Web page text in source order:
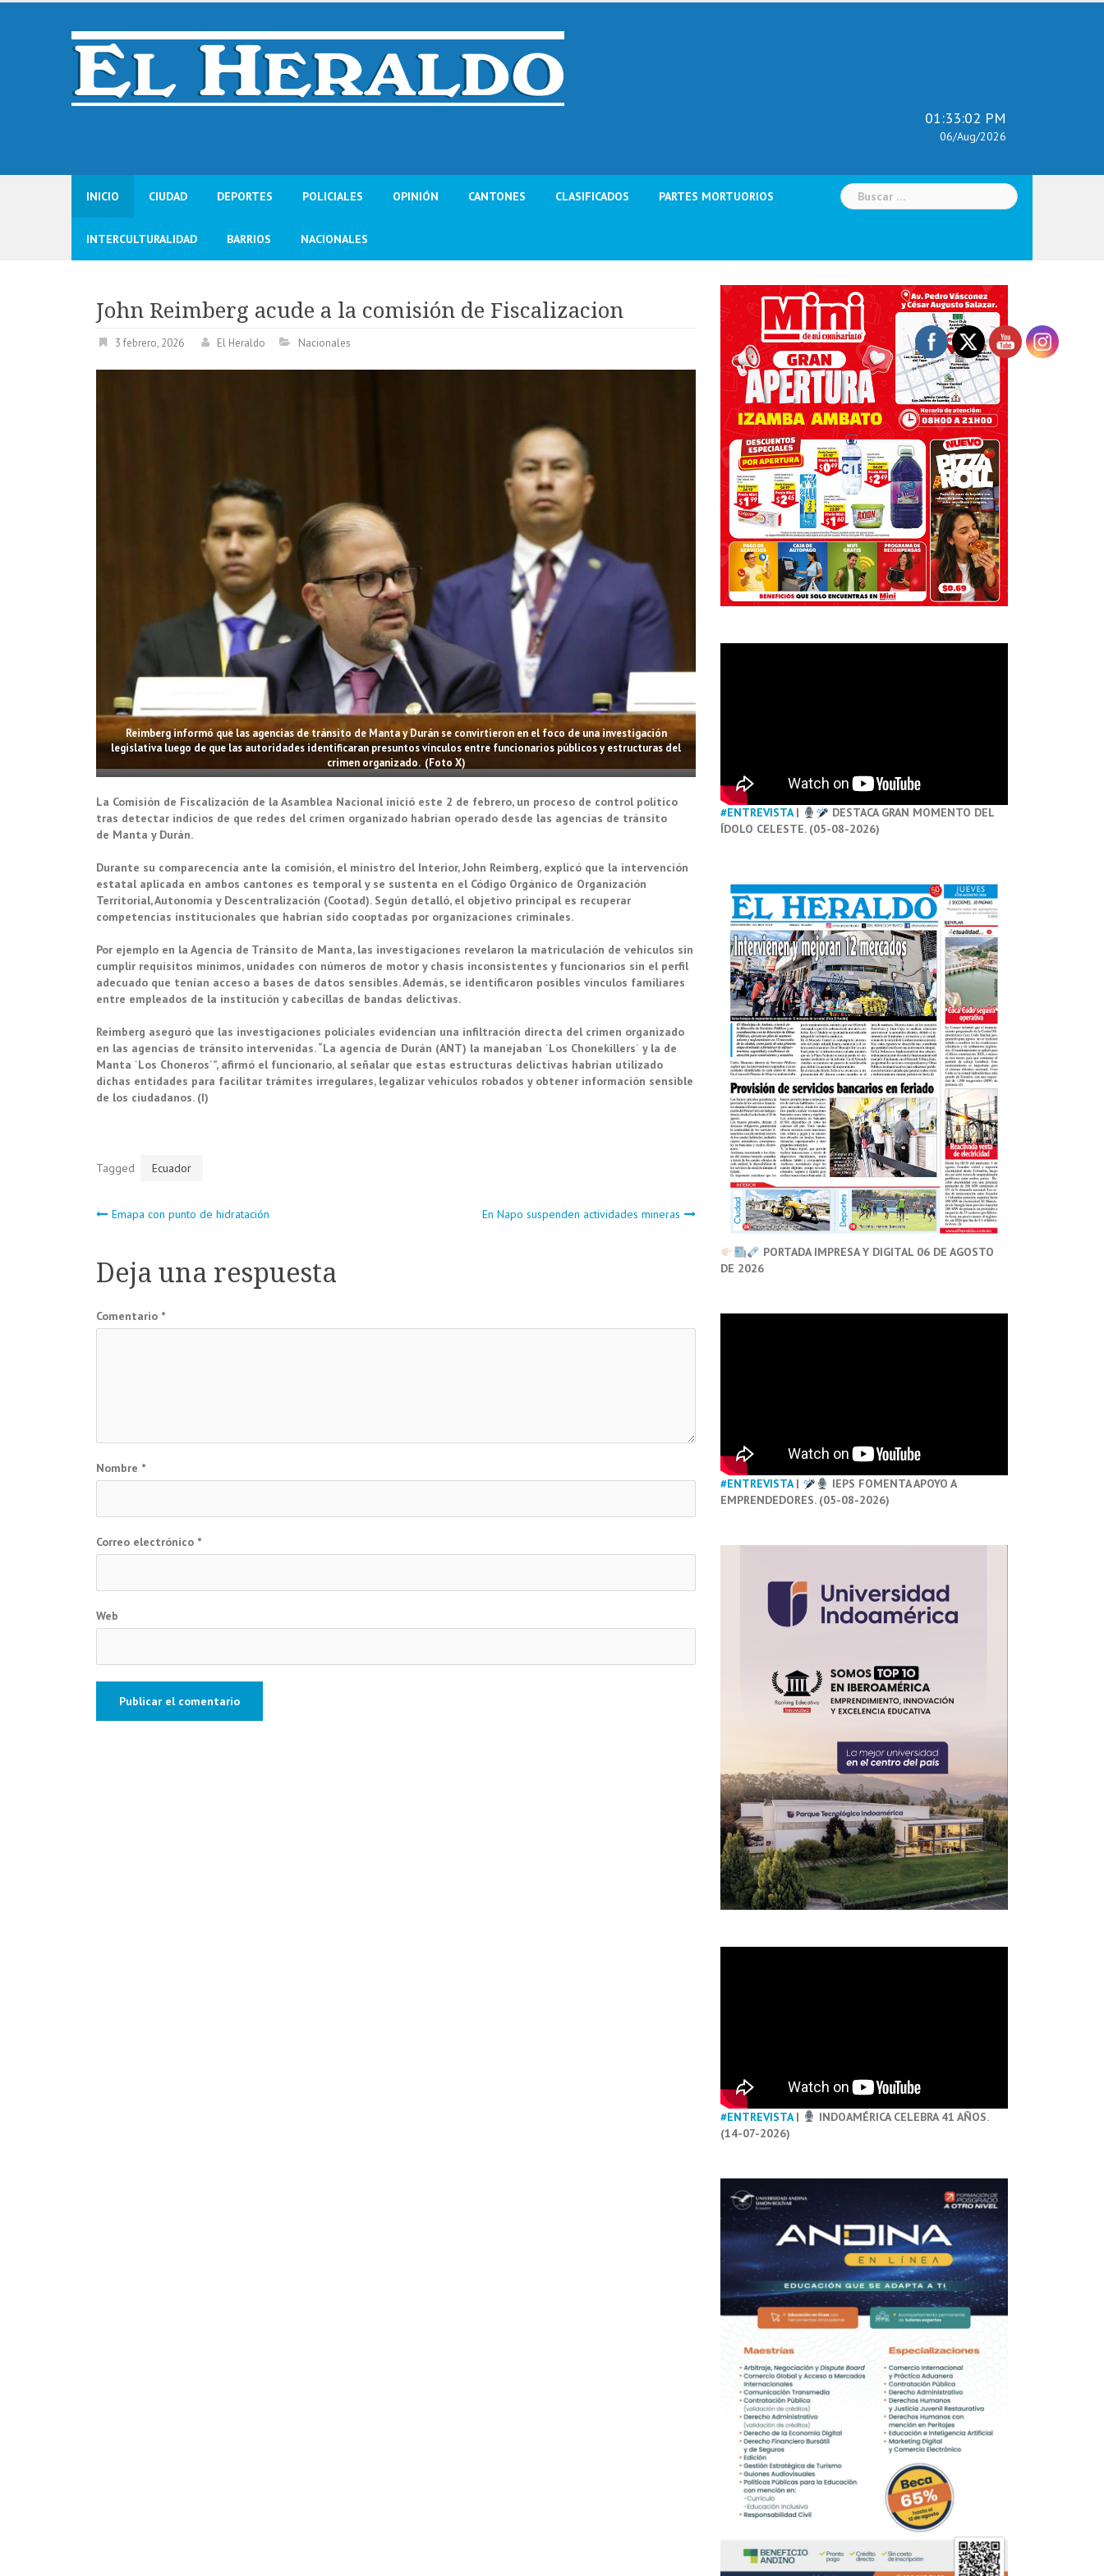
Skip
01:33:03 PM
06/Aug/2026
INICIO CIUDAD DEPORTES POLICIALES OPINIÓN CANTONES CLASIFICADOS PARTES MORTUORIOS
INTERCULTURALIDAD BARRIOS NACIONALES
Buscar:
John Reimberg acude a la comisión de Fiscalizacion
3 febrero, 2026 El Heraldo Nacionales
Reimberg informó que las agencias de tránsito de Manta y Durán se convirtieron en el foco de una investigación
legislativa luego de que las autoridades identificaran presuntos vínculos entre funcionarios públicos y estructuras del
crimen organizado. (Foto X)
La Comisión de Fiscalización de la Asamblea Nacionalinició este 2 de febrero, un proceso de control político
tras detectar indicios de que redes del crimen organizado habrían operado desde las agencias de tránsito
de Manta y Durán.
Durante su comparecencia ante la comisión, el ministro del Interior, John Reimberg, explicó que la intervención
estatal aplicada en ambos cantones es temporal y se sustenta en el Código Orgánico de Organización
Territorial, Autonomía y Descentralización (Cootad). Según detalló, el objetivo principal es recuperar
competencias institucionales que habrían sido cooptadas por organizaciones criminales.
Por ejemplo en la Agencia de Tránsito de Manta, las investigaciones revelaron la matriculación de vehículos sin
cumplir requisitos mínimos, unidades con números de motor y chasis inconsistentes y funcionarios sin el perfil
adecuado que tenían acceso a bases de datos sensibles. Además, se identificaron posibles vínculos familiares
entre empleados de la institución y cabecillas de bandas delictivas.
Reimberg aseguró que las investigaciones policiales evidencian una infiltración directa del crimen organizado
en las agencias de tránsito intervenidas. “La agencia de Durán (ANT) la manejaban ´Los Chonekillers´ y la de
Manta ´Los Choneros´”, afirmó el funcionario, al señalar que estas estructuras delictivas habrían utilizado
dichas entidades para facilitar trámites irregulares, legalizar vehículos robados y obtener información sensible
de los ciudadanos. (I)
Tagged Ecuador
Navegación
de
entradas
Emapa con punto de hidratación En Napo suspenden actividades mineras
Deja una respuesta
Comentario *
Nombre *
Correo electrónico *
Web
#ENTREVISTA|
DESTACA GRAN MOMENTO DEL
ÍDOLO CELESTE. (05-08-2026)
PORTADA IMPRESA Y DIGITAL 06 DE AGOSTO
DE 2026
#ENTREVISTA|
IEPS FOMENTA APOYO A
EMPRENDEDORES. (05-08-2026)
#ENTREVISTA|
INDOAMÉRICA CELEBRA 41 AÑOS.
(14-07-2026)